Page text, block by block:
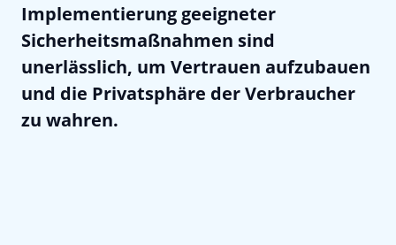
Implementierung geeigneter
Sicherheitsmaßnahmen sind
unerlässlich, um Vertrauen aufzubauen
und die Privatsphäre der Verbraucher
zu wahren.